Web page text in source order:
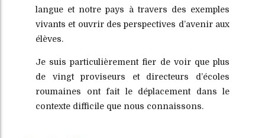
langue et notre pays à travers des exemples
vivants et ouvrir des perspectives d’avenir aux
élèves.
Je suis particulièrement fier de voir que plus
de vingt proviseurs et directeurs d’écoles
roumaines ont fait le déplacement dans le
contexte difficile que nous connaissons.